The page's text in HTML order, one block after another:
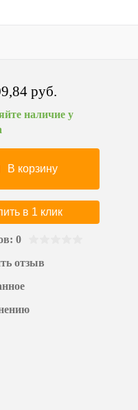
pуб.
наличие у
В корзину
в 1 клик
0
отзыв